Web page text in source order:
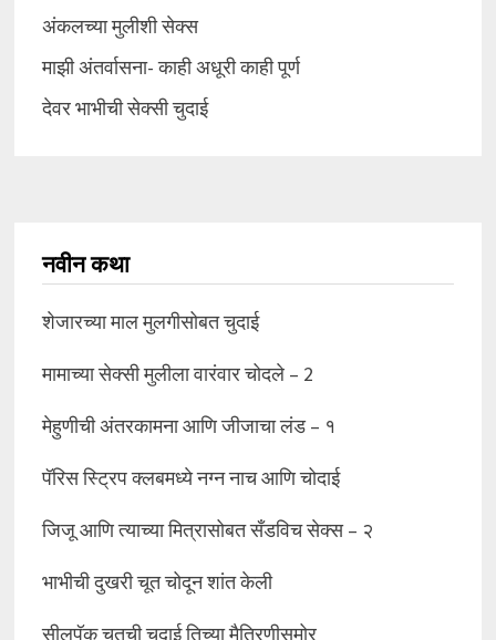
अंकलच्या मुलीशी सेक्स
माझी अंतर्वासना- काही अधूरी काही पूर्ण
देवर भाभीची सेक्सी चुदाई
नवीन कथा
शेजारच्या माल मुलगीसोबत चुदाई
मामाच्या सेक्सी मुलीला वारंवार चोदले – 2
मेहुणीची अंतरकामना आणि जीजाचा लंड – १
पॅरिस स्ट्रिप क्लबमध्ये नग्न नाच आणि चोदाई
जिजू आणि त्याच्या मित्रासोबत सँडविच सेक्स – २
भाभीची दुखरी चूत चोदून शांत केली
सीलपॅक चूतची चुदाई तिच्या मैत्रिणीसमोर